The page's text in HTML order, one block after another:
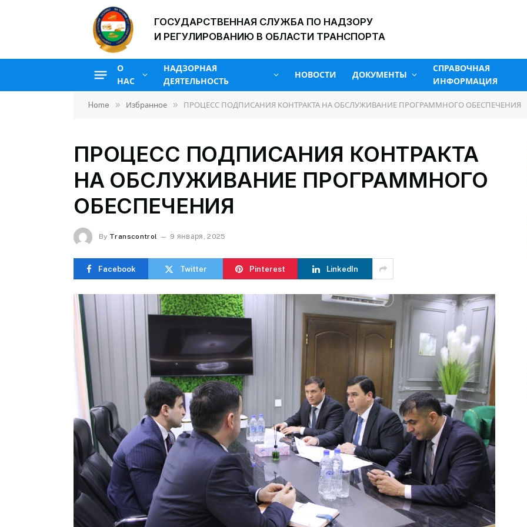
ГОСУДАРСТВЕННАЯ СЛУЖБА ПО НАДЗОРУ
И РЕГУЛИРОВАНИЮ В ОБЛАСТИ ТРАНСПОРТА
О
НАС
НАДЗОРНАЯ
ДЕЯТЕЛЬНОСТЬ
НОВОСТИ ДОКУМЕНТЫ
СПРАВОЧНАЯ
ИНФОРМАЦИЯ
Home » Избранное » ПРОЦЕСС ПОДПИСАНИЯ КОНТРАКТА НА ОБСЛУЖИВАНИЕ ПРОГРАММНОГО ОБЕСПЕЧЕНИЯ
ПРОЦЕСС ПОДПИСАНИЯ КОНТРАКТА
НА ОБСЛУЖИВАНИЕ ПРОГРАММНОГО
ОБЕСПЕЧЕНИЯ
By Transcontrol 9 января, 2025
Facebook Twitter Pinterest LinkedIn